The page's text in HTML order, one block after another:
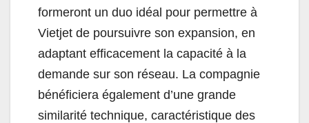
formeront un duo idéal pour permettre à
Vietjet de poursuivre son expansion, en
adaptant efficacement la capacité à la
demande sur son réseau. La compagnie
bénéficiera également d’une grande
similarité technique, caractéristique des